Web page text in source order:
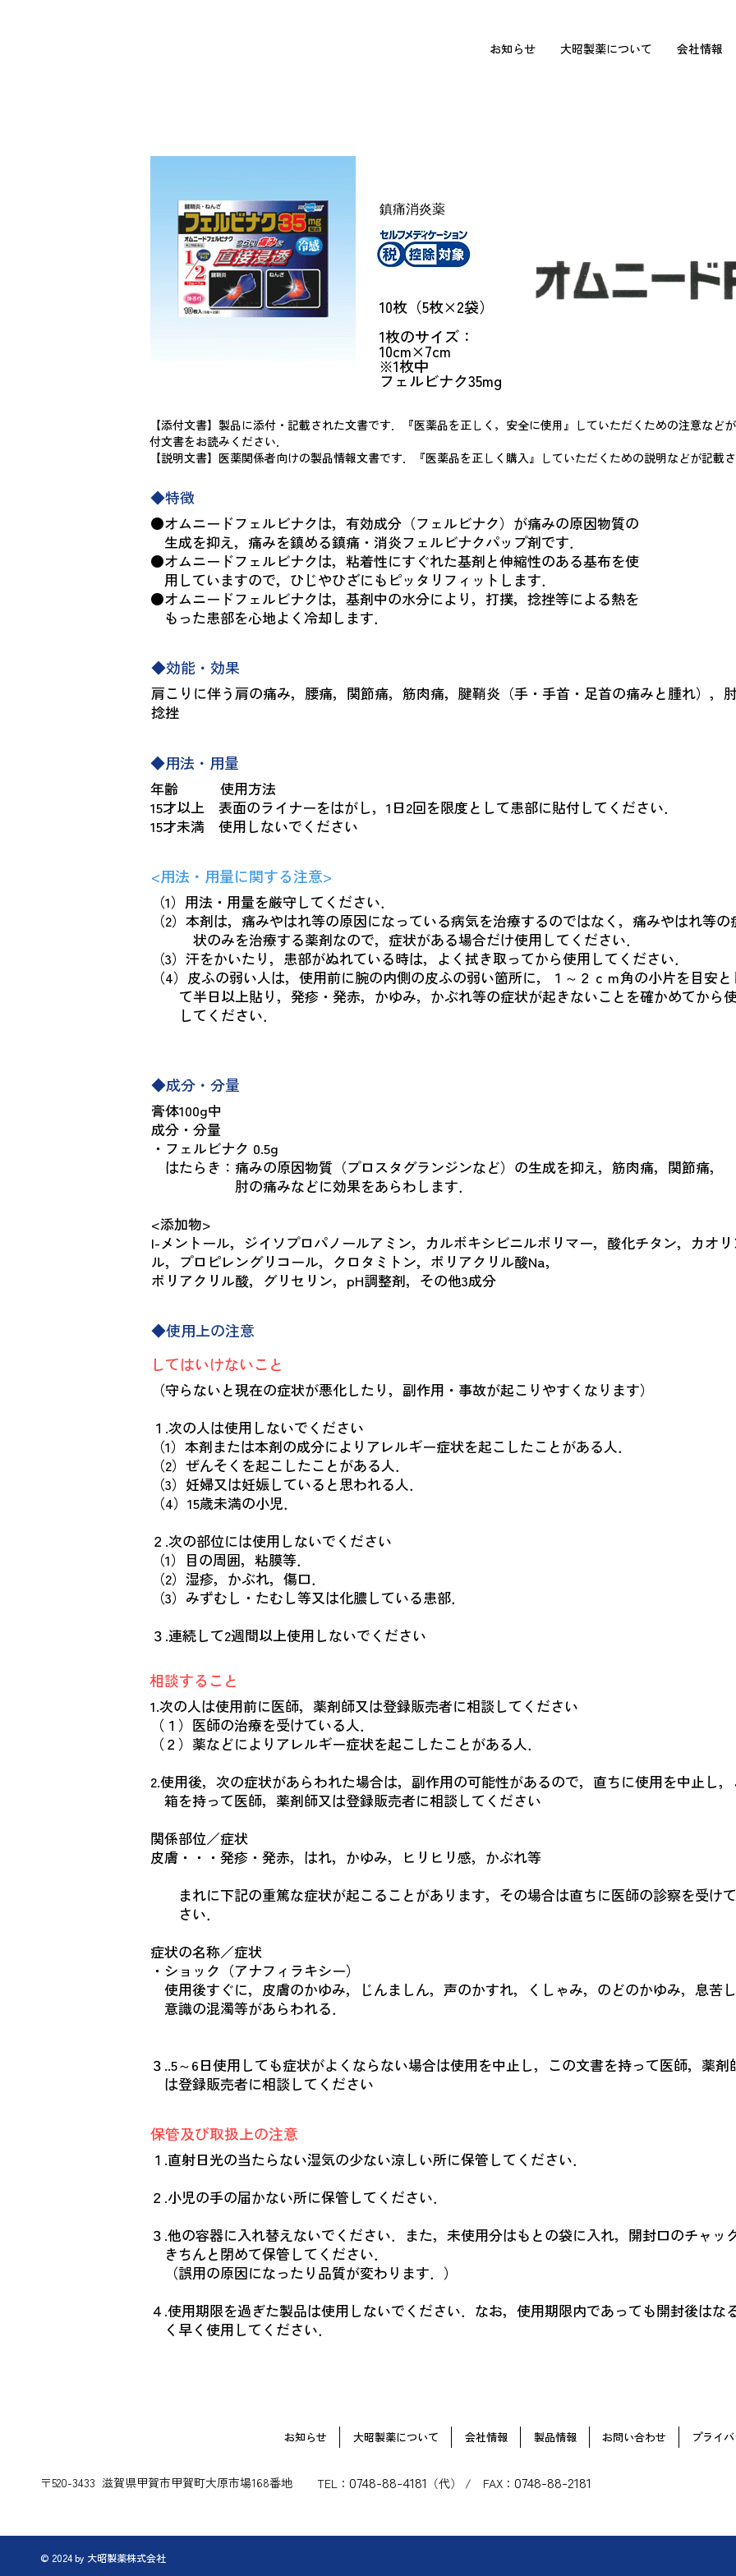
お知らせ 大昭製薬について 会社情報
鎮痛消炎薬
10枚（5枚×2袋）
1枚のサイズ：
10cm×7cm
※1枚中
フェルビナク35mg
【添付文書】製品に添付・記載された文書です．『医薬品を正しく，安全に使用』していただくための注意など
付文書をお読みください．
【説明文書】医薬関係者向けの製品情報文書です．『医薬品を正しく購入』していただくための説明などが記載
◆特徴
●オムニードフェルビナクは，有効成分（フェルビナク）が痛みの原因物質の
生成を抑え，痛みを鎮める鎮痛・消炎フェルビナクパップ剤です．
●オムニードフェルビナクは，粘着性にすぐれた基剤と伸縮性のある基布を使
用していますので，ひじやひざにもピッタリフィットします．
●オムニードフェルビナクは，基剤中の水分により，打撲，捻挫等による熱を
もった患部を心地よく冷却します．
◆効能・効果
肩こりに伴う肩の痛み，腰痛，関節痛，筋肉痛，腱鞘炎（手・手首・足首の痛みと腫れ），
捻挫
◆用法・用量
年齢 使用方法
15才以上 表面のライナーをはがし，1日2回を限度として患部に貼付してください．
15才未満 使用しないでください
<用法・用量に関する注意>
（1）用法・用量を厳守してください．
（2）本剤は，痛みやはれ等の原因になっている病気を治療するのではなく，痛みやはれ等の
状のみを治療する薬剤なので，症状がある場合だけ使用してください．
（3）汗をかいたり，患部がぬれている時は，よく拭き取ってから使用してください．
（4）皮ふの弱い人は，使用前に腕の内側の皮ふの弱い箇所に，１～２ｃｍ角の小片を目安と
て半日以上貼り，発疹・発赤，かゆみ，かぶれ等の症状が起きないことを確かめてから
してください．
◆成分・分量
膏体100g中
成分・分量
・フェルビナク 0.5g
はたらき：痛みの原因物質（プロスタグランジンなど）の生成を抑え，筋肉痛，関節痛，
肘の痛みなどに効果をあらわします．
<添加物>
l-メントール，ジイソプロパノールアミン，カルボキシビニルポリマー，酸化チタン，カオ
ル，プロピレングリコール，クロタミトン，ポリアクリル酸Na，
ポリアクリル酸，グリセリン，pH調整剤，その他3成分
◆使用上の注意
してはいけないこと
（守らないと現在の症状が悪化したり，副作用・事故が起こりやすくなります）
１.次の人は使用しないでください
（1）本剤または本剤の成分によりアレルギー症状を起こしたことがある人．
（2）ぜんそくを起こしたことがある人．
（3）妊婦又は妊娠していると思われる人．
（4）15歳未満の小児．
２.次の部位には使用しないでください
（1）目の周囲，粘膜等．
（2）湿疹，かぶれ，傷口．
（3）みずむし・たむし等又は化膿している患部．
３.連続して2週間以上使用しないでください
相談すること
1.次の人は使用前に医師，薬剤師又は登録販売者に相談してください
（１）医師の治療を受けている人．
（２）薬などによりアレルギー症状を起こしたことがある人．
2.使用後，次の症状があらわれた場合は，副作用の可能性があるので，直ちに使用を中止し
箱を持って医師，薬剤師又は登録販売者に相談してください
関係部位／症状
皮膚・・・発疹・発赤，はれ，かゆみ，ヒリヒリ感，かぶれ等
まれに下記の重篤な症状が起こることがあります，その場合は直ちに医師の診察を受け
さい．
症状の名称／症状
・ショック（アナフィラキシー）
使用後すぐに，皮膚のかゆみ，じんましん，声のかすれ，くしゃみ，のどのかゆみ，息苦
意識の混濁等があらわれる．
３..5～6日使用しても症状がよくならない場合は使用を中止し，この文書を持って医師，薬剤
は登録販売者に相談してください
保管及び取扱上の注意
１.直射日光の当たらない湿気の少ない涼しい所に保管してください．
２.小児の手の届かない所に保管してください．
３.他の容器に入れ替えないでください．また，未使用分はもとの袋に入れ，開封口のチャッ
きちんと閉めて保管してください．
（誤用の原因になったり品質が変わります．）
４.使用期限を過ぎた製品は使用しないでください．なお，使用期限内であっても開封後はな
く早く使用してください．
お知らせ 大昭製薬について 会社情報 製品情報 お問い合わせ プライ
〒520-3433 滋賀県甲賀市甲賀町大原市場168番地 TEL： 0748-88-4181 （代） / FAX： 0748-88-2181
© 2024 by 大昭製薬株式会社